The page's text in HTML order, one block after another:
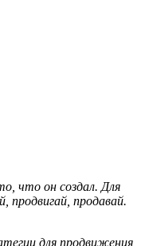
что он создал. Для
продвигай, продавай.
для продвижения